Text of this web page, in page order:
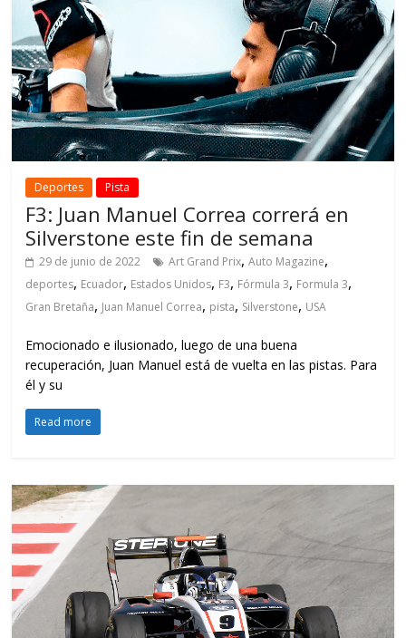
Deportes Pista
F3: Juan Manuel Correa correrá en
Silverstone este fin de semana
29 de junio de 2022 Art Grand Prix,Auto Magazine,
deportes, Ecuador, Estados Unidos, F3, Fórmula 3, Formula 3,
Gran Bretaña, Juan Manuel Correa, pista, Silverstone, USA
Emocionado e ilusionado, luego de una buena
recuperación, Juan Manuel está de vuelta en las pistas. Para
él y su
Read more